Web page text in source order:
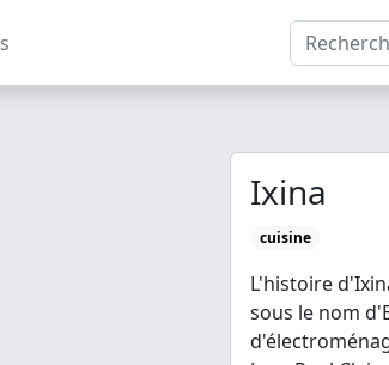
Ixina
cuisine
L'histoire
sous le nom